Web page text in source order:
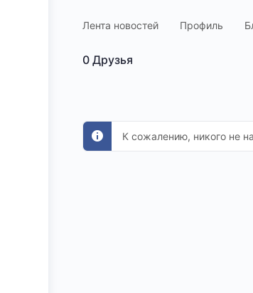
Лента новостей Профиль
0 Друзья
К сожалению, никого не